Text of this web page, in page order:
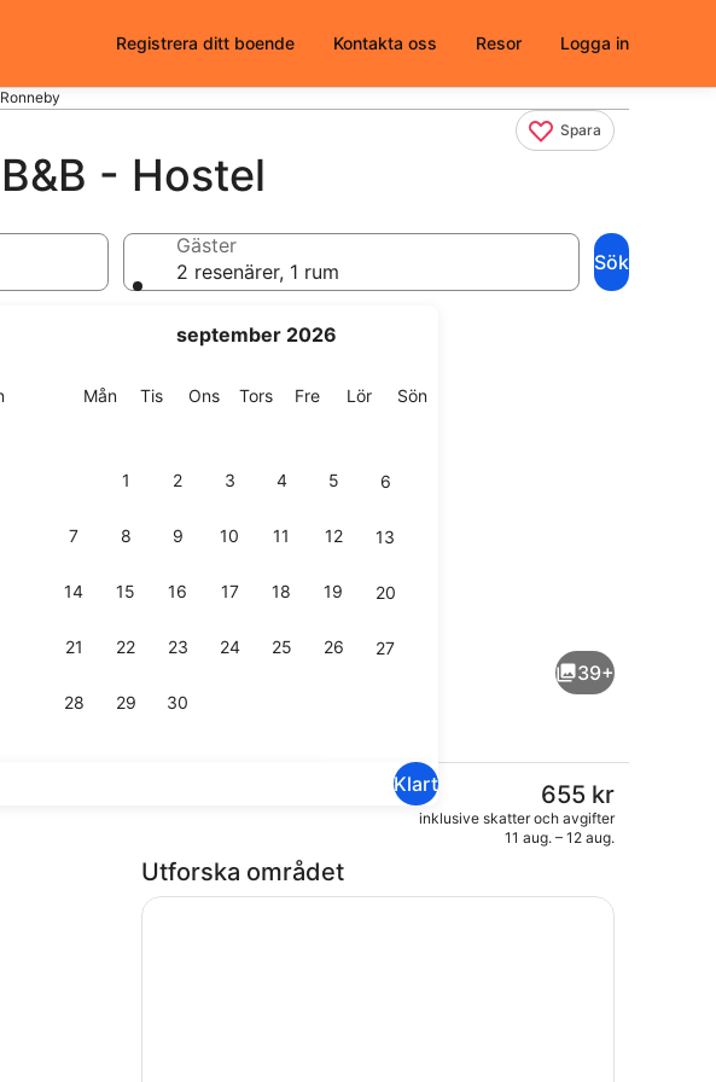
Registrera ditt boende Kontakta oss Resor Logga in
Spara
- Hostel
Söndag
september 2026
MånMåndag
TisTisdag
OnsOnsdag
TorsTorsdag
FreFredag
LörLördag
SönSöndag
1 2 3 4 5 6
7 8 9 10 11 12 13
14 15 16 17 18 19 20
21 22 23 24 25 26 27
28 29 30
Klart
Gäster
2 resenärer, 1 rum
Sök
Vardagsrum
39+
Det
nuvarande
priset
655 kr
inklusive skatter och avgifter
11 aug. – 12 aug.
Utforska området